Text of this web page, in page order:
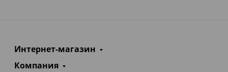
Интернет-магазин
Компания